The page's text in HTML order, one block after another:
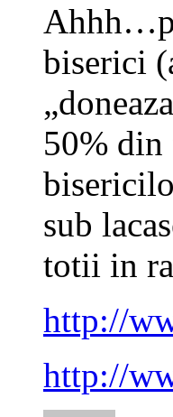
biserici
50%
sub
totii in
http://
http://